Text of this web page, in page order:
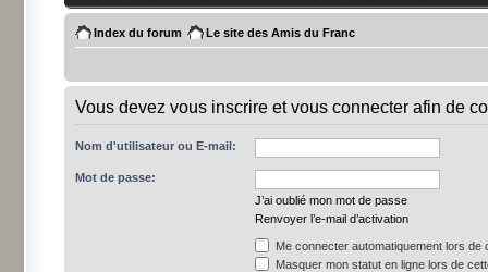
Index du forum Le site des Amis du Franc
Vous devez vous inscrire et vous connecter afin de
Nom d'utilisateur ou E-mail:
Mot de passe:
J’ai oublié mon mot de passe
Renvoyer l’e-mail d’activation
Me connecter automatiquement lors de
Masquer mon statut en ligne lors de